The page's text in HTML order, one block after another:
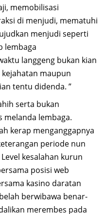
memobilisasi
di menjudi, mematuhi
menjudi seperti
lembaga
langgeng bukan kian
maupun
tentu didenda. ”
serta bukan
lembaga.
kerap menganggapnya
periode nun
kesalahan kurun
posisi web
kasino daratan
berwibawa benar-
merembes pada